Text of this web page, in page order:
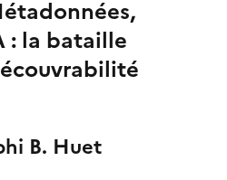
: la bataille
B. Huet